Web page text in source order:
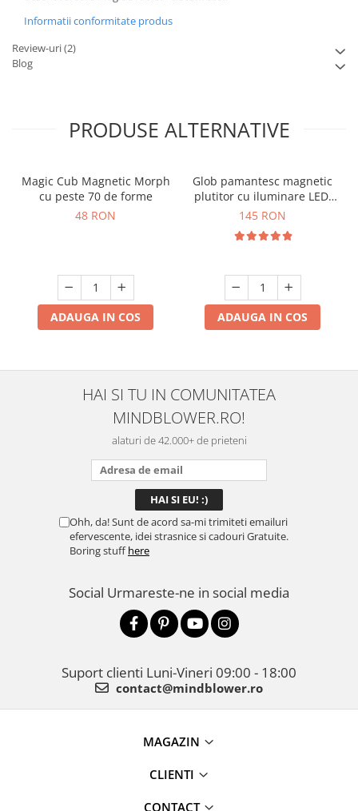
Informatii conformitate produs
Review-uri(2)
Blog
PRODUSE ALTERNATIVE
Magic Cub Magnetic Morph
cu peste 70 de forme
48 RON
ADAUGA IN COS
Glob pamantesc magnetic
plutitor cu iluminare LED,
Forma C
145 RON
ADAUGA IN COS
HAI SI TU IN COMUNITATEA
MINDBLOWER.RO!
alaturi de 42.000+ de prieteni
Ohh, da! Sunt de acord sa-mi trimiteti emailuri
efervescente, idei strasnice si cadouri Gratuite.
Boring stuffhere
Social Urmareste-ne in social media
Suport clienti Luni-Vineri 09:00 - 18:00
contact@mindblower.ro
MAGAZIN
CLIENTI
CONTACT